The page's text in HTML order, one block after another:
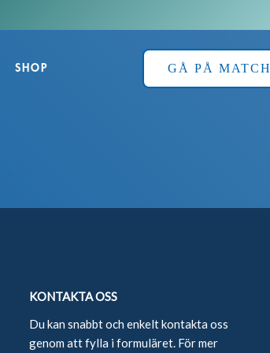
SHOP GÅ PÅ MATCH
KONTAKTA OSS
Du kan snabbt och enkelt kontakta oss
genom att fylla i formuläret. För mer